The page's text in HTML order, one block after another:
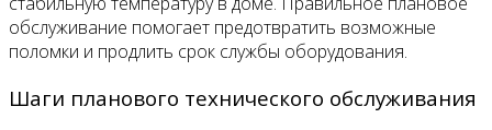
обслуживание помогает предотвратить возможные
поломки и продлить срок службы оборудования.
Шаги планового технического обслуживания